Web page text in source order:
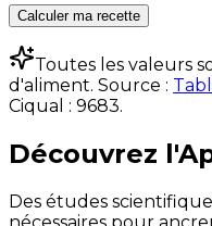
Calculer ma recette
Toutes les valeurs
d'aliment. Source :
Ciqual : 9683.
Découvrez
Des études